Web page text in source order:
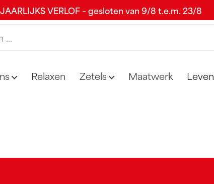
JAARLIJKS VERLOF – gesloten van 9/8 t.e.m. 23/8
Relax​en Zetels Maatwerk Leven